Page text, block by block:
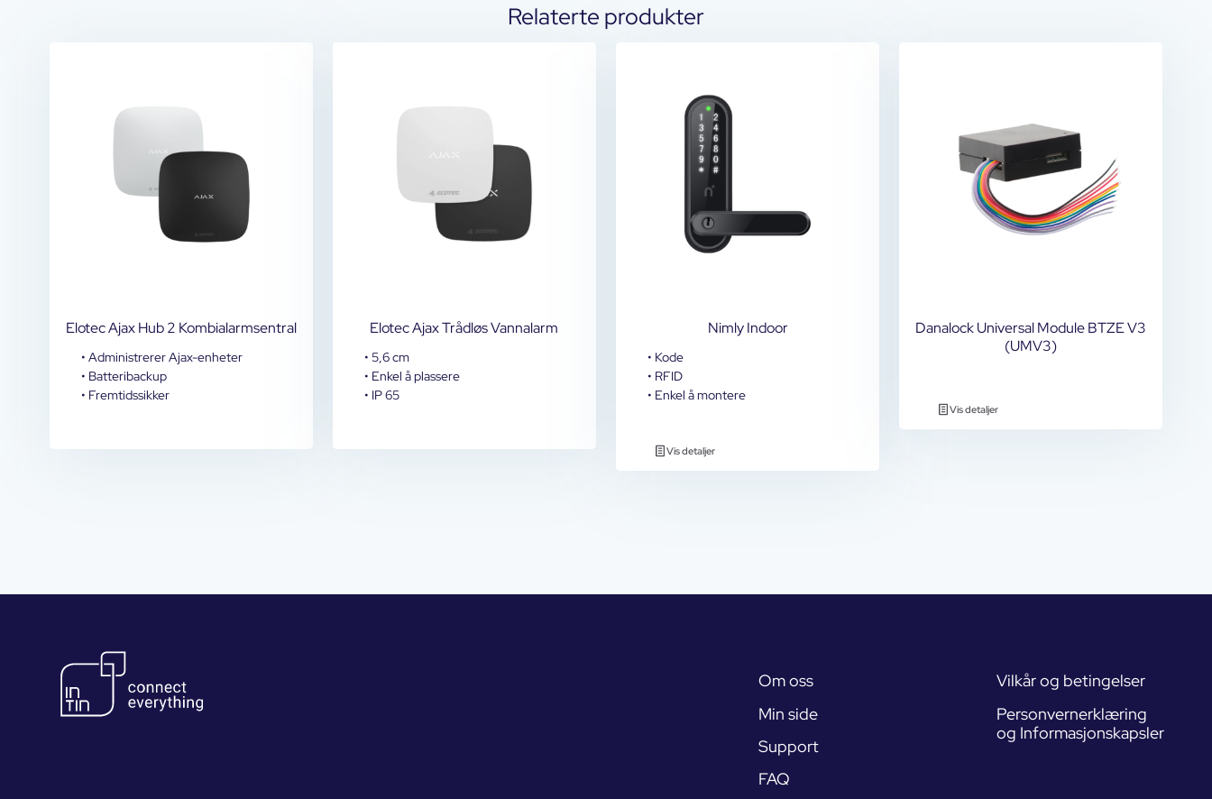
Relaterte produkter
Elotec Ajax Hub 2 Kombialarmsentral
• Administrerer Ajax-enheter
• Batteribackup
• Fremtidssikker
Elotec Ajax Trådløs Vannalarm
• 5,6 cm
• Enkel å plassere
• IP 65
Nimly Indoor
• Kode
• RFID
• Enkel å montere
Vis detaljer
Danalock Universal Module BTZE V3
(UMV3)
Vis detaljer
Om oss
Min side
Support
FAQ
Vilkår og betingelser
Personvernerklæring
og Informasjonskapsler